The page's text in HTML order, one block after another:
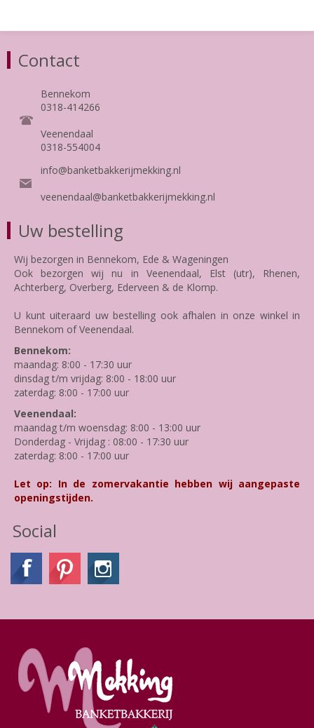
Contact
Bennekom
0318-414266
Veenendaal
0318-554004
info@banketbakkerijmekking.nl
veenendaal@banketbakkerijmekking.nl
Uw bestelling
Wij bezorgen in Bennekom, Ede & Wageningen
Ook bezorgen wij nu in Veenendaal, Elst (utr), Rhenen,
Achterberg, Overberg, Ederveen & de Klomp.
U kunt uiteraard uw bestelling ook afhalen in onze winkel in
Bennekom of Veenendaal.
Bennekom:
maandag: 8:00 - 17:30 uur
dinsdag t/m vrijdag: 8:00 - 18:00 uur
zaterdag: 8:00 - 17:00 uur
Veenendaal:
maandag t/m woensdag: 8:00 - 13:00 uur
Donderdag - Vrijdag : 08:00 - 17:30 uur
zaterdag: 8:00 - 17:00 uur
Let op: In de zomervakantie hebben wij aangepaste
openingstijden.
Social